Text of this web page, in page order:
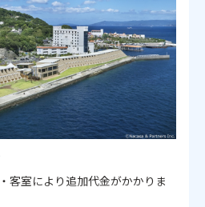
客室により追加代金がかかりま